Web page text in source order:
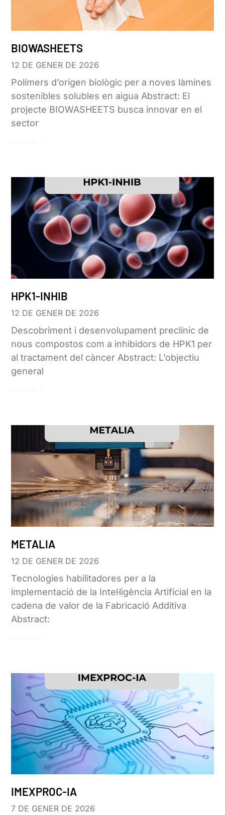
BIOWASHEETS
12 DE GENER DE 2026
Polímers d’origen biològic per a noves làmines
sostenibles solubles en aigua Abstract: El
projecte BIOWASHEETS busca innovar en el
sector
HPK1-INHIB
12 DE GENER DE 2026
Descobriment i desenvolupament preclínic de
nous compostos com a inhibidors de HPK1 per
al tractament del càncer Abstract: L’objectiu
general
METALIA
12 DE GENER DE 2026
Tecnologies habilitadores per a la
implementació de la Intel·ligència Artificial en la
cadena de valor de la Fabricació Additiva
Abstract:
IMEXPROC-IA
7 DE GENER DE 2026